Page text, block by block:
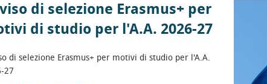
di selezione Erasmus+ per
di studio per l'A.A. 2026-27
di selezione Erasmus+ per motivi di studio per l'A.A.
27